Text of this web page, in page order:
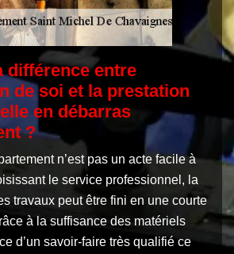
différence entre
de soi et la prestation
en débarras
?
n’est pas un acte facile à
le service professionnel, la
travaux peut être fini en une courte
à la suffisance des matériels
d’un savoir-faire très qualifié ce